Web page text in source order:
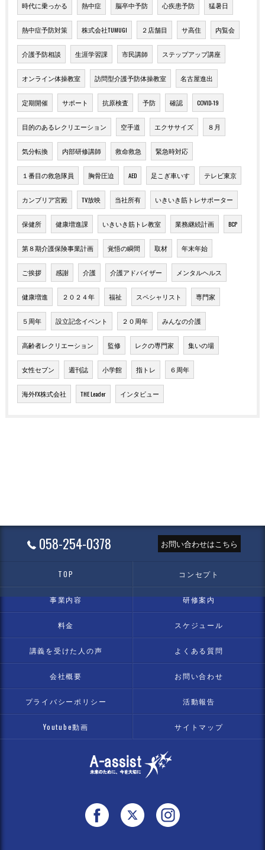
時代に乗っかる 熱中症 脳卒中予防 心疾患予防 猛暑日
熱中症予防対策 株式会社TUMUGI ２店舗目 サ高住 内覧会
介護予防相談 生涯学習課 市民講師 ステップアップ講座
オンライン体操教室 訪問型介護予防体操教室 名古屋進出
定期開催 サポート 抗原検査 予防 確認 COVID-19
目的のあるレクリエーション 空手道 エクササイズ ８月
気分転換 内部研修講師 救命救急 緊急時対応
１番目の救急隊員 胸骨圧迫 AED 足こぎ車いす テレビ東京
カンブリア宮殿 TV放映 当社所有 いきいき筋トレサポーター
保健所 健康増進課 いきいき筋トレ教室 業務継続計画 BCP
第８期介護保険事業計画 覚悟の瞬間 取材 年末年始
ご挨拶 感謝 介護 介護アドバイザー メンタルヘルス
健康増進 ２０２４年 福祉 スペシャリスト 専門家
５周年 設立記念イベント ２０周年 みんなの介護
高齢者レクリエーション 監修 レクの専門家 集いの場
女性セブン 週刊誌 小学館 指トレ ６周年
海外FX株式会社 THE Leader インタビュー
058-254-0378 お問い合わせはこちら
TOP コンセプト
事業内容 研修案内
料金 スケジュール
講義を受けた人の声 よくある質問
会社概要 お問い合わせ
プライバシーポリシー 活動報告
Youtube動画 サイトマップ